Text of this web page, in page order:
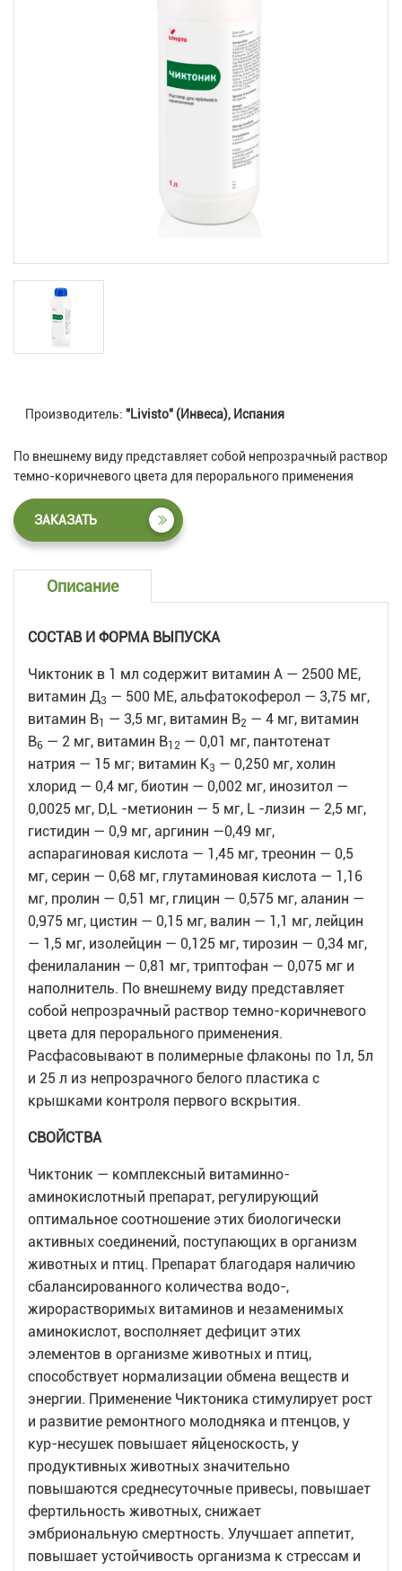
Производитель: "Livisto" (Инвеса), Испания
По внешнему виду представляет собой непрозрачный раствор
темно-коричневого цвета для перорального применения
ЗАКАЗАТЬ
Описание
СОСТАВ И ФОРМА ВЫПУСКА
Чиктоник в 1 мл содержит витамин А — 2500 МЕ,
витамин Д3 — 500 МЕ, альфатокоферол — 3,75 мг,
витамин В1 — 3,5 мг, витамин В2 — 4 мг, витамин
В6 — 2 мг, витамин В12 — 0,01 мг, пантотенат
натрия — 15 мг; витамин К3 — 0,250 мг, холин
хлорид — 0,4 мг, биотин — 0,002 мг, инозитол —
0,0025 мг, D,L -метионин — 5 мг, L -лизин — 2,5 мг,
гистидин — 0,9 мг, аргинин —0,49 мг,
аспарагиновая кислота — 1,45 мг, треонин — 0,5
мг, серин — 0,68 мг, глутаминовая кислота — 1,16
мг, пролин — 0,51 мг, глицин — 0,575 мг, аланин —
0,975 мг, цистин — 0,15 мг, валин — 1,1 мг, лейцин
— 1,5 мг, изолейцин — 0,125 мг, тирозин — 0,34 мг,
фенилаланин — 0,81 мг, триптофан — 0,075 мг и
наполнитель. По внешнему виду представляет
собой непрозрачный раствор темно-коричневого
цвета для перорального применения.
Расфасовывают в полимерные флаконы по 1л, 5л
и 25 л из непрозрачного белого пластика с
крышками контроля первого вскрытия.
СВОЙСТВА
Чиктоник — комплексный витаминно-
аминокислотный препарат, регулирующий
оптимальное соотношение этих биологически
активных соединений, поступающих в организм
животных и птиц. Препарат благодаря наличию
сбалансированного количества водо-,
жирорастворимых витаминов и незаменимых
аминокислот, восполняет дефицит этих
элементов в организме животных и птиц,
способствует нормализации обмена веществ и
энергии. Применение Чиктоника стимулирует рост
и развитие ремонтного молодняка и птенцов, у
кур-несушек повышает яйценоскость, у
продуктивных животных значительно
повышаются среднесуточные привесы, повышает
фертильность животных, снижает
эмбриональную смертность. Улучшает аппетит,
повышает устойчивость организма к стрессам и